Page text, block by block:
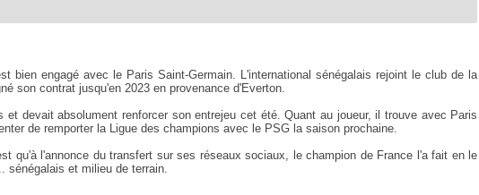
bien engagé avec le Paris Saint-Germain. L'international sénégalais rejoint le club de la
son contrat jusqu'en 2023 en provenance d'Everton.
devait absolument renforcer son entrejeu cet été. Quant au joueur, il trouve avec Paris
de remporter la Ligue des champions avec le PSG la saison prochaine.
qu'à l'annonce du transfert sur ses réseaux sociaux, le champion de France l'a fait en le
sénégalais et milieu de terrain.